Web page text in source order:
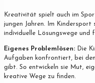
Kreativität spielt auch im
jungen Jahren. Im Kindersport
individuelle Lösungswege und
Eigenes Problemlösen: Die
Aufgaben konfrontiert, bei
gibt. So entwickeln sie Mut,
kreative Wege zu finden.